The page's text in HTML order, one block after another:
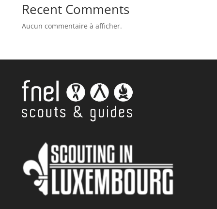
Recent Comments
Aucun commentaire à afficher.